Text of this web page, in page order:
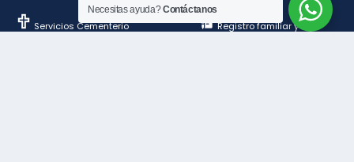
Servicios Cementerio
Registro familiar y de
Necesitas ayuda?Contáctanos